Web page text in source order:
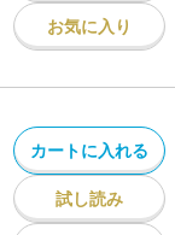
お気に入り
カートに入れる
試し読み